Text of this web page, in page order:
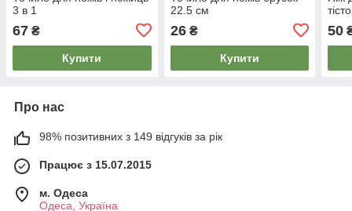
3 в 1
67 ₴
Купити
22.5 см
26₴
Купити
тісто
50
Про нас
98% позитивних з 149 відгуків за рік
Працює з 15.07.2015
м. Одеса
Одеса, Україна